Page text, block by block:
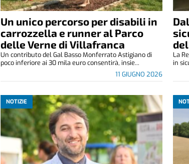
Un unico percorso per disabili in
carrozzella e runner al Parco
delle Verne di Villafranca
11 GIUGNO 2026
Un contributo del Gal Basso Monferrato Astigiano di
poco inferiore ai 30 mila euro consentirà, insie...
La
in
NOTIZIE